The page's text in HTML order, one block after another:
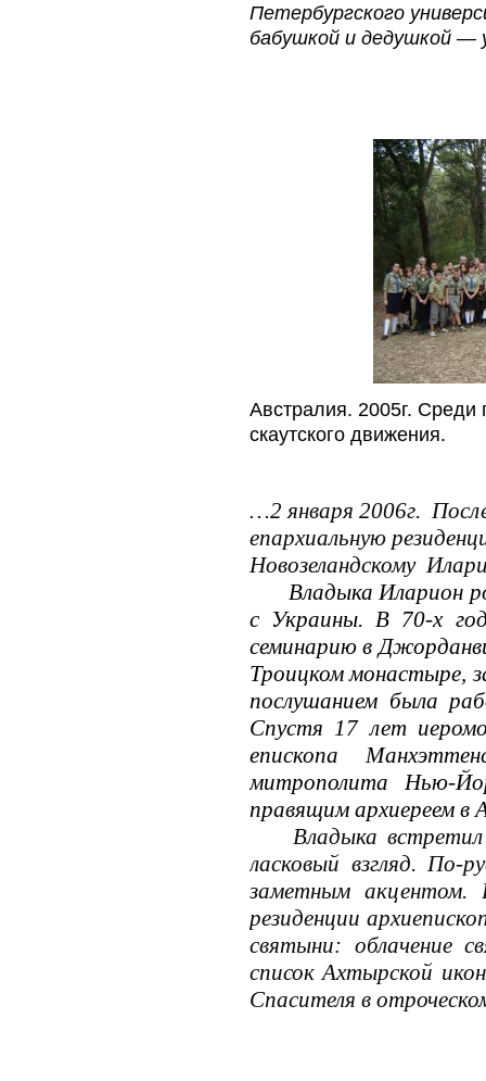
Петербургского
бабушкой и дедушкой —
Австралия. 2005г. Среди
скаутского движения.
…2 января 2006г.
епархиальную
Новозеландскому
Владыка Иларион
с Украины. В 70-х
семинарию в
Троицком монастыре,
послушанием была
Спустя 17 лет
епископа
митрополита Нью-
правящим архиереем в
Владыка
ласковый взгляд. По-
заметным акцентом.
резиденции
святыни: облачение
список Ахтырской
Спасителя в